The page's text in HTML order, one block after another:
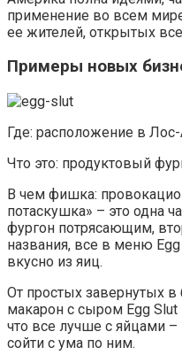
применение во всем
ее жителей, открытых
Примеры новых
Где: расположение в
Что это: продуктовый
В чем фишка:
потаскушка» – это одна
фургон потрясающим,
названия, все в меню
вкусно из яиц.
От простых завернутых
макарон с сыром Egg Slut
что все лучше с яйцами
сойти с ума по ним.